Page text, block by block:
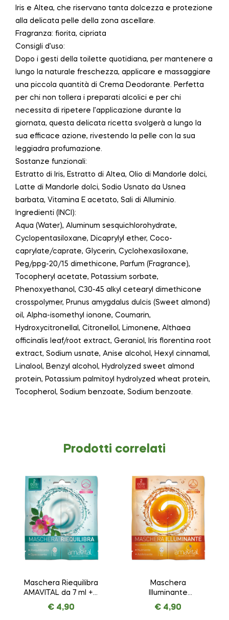
Iris e Altea, che riservano tanta dolcezza e protezione
alla delicata pelle della zona ascellare.
Fragranza: fiorita, cipriata
Consigli d’uso:
Dopo i gesti della toilette quotidiana, per mantenere a
lungo la naturale freschezza, applicare e massaggiare
una piccola quantità di Crema Deodorante. Perfetta
per chi non tollera i preparati alcolici e per chi
necessita di ripetere l’applicazione durante la
giornata, questa delicata ricetta svolgerà a lungo la
sua efficace azione, rivestendo la pelle con la sua
leggiadra profumazione.
Sostanze funzionali:
Estratto di Iris, Estratto di Altea, Olio di Mandorle dolci,
Latte di Mandorle dolci, Sodio Usnato da Usnea
barbata, Vitamina E acetato, Sali di Alluminio.
Ingredienti (INCI):
Aqua (Water), Aluminum sesquichlorohydrate,
Cyclopentasiloxane, Dicaprylyl ether, Coco-
caprylate/caprate, Glycerin, Cyclohexasiloxane,
Peg/ppg-20/15 dimethicone, Parfum (Fragrance),
Tocopheryl acetate, Potassium sorbate,
Phenoxyethanol, C30-45 alkyl cetearyl dimethicone
crosspolymer, Prunus amygdalus dulcis (Sweet almond)
oil, Alpha-isomethyl ionone, Coumarin,
Hydroxycitronellal, Citronellol, Limonene, Althaea
officinalis leaf/root extract, Geraniol, Iris florentina root
extract, Sodium usnate, Anise alcohol, Hexyl cinnamal,
Linalool, Benzyl alcohol, Hydrolyzed sweet almond
protein, Potassium palmitoyl hydrolyzed wheat protein,
Tocopherol, Sodium benzoate, Sodium benzoate.
Prodotti correlati
Maschera Riequilibra
AMAVITAL da 7 ml + 7
ml
€ 4,90
Maschera
Illuminante
AMAVITAL da 7 ml + 7
ml
€ 4,90